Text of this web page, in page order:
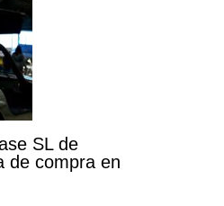
SL de
de compra en